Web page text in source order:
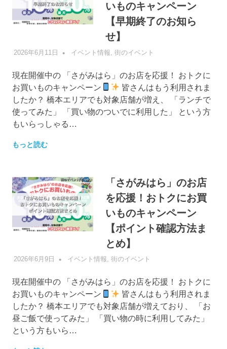
いものキャンペーン
【早期終了のお知ら
せ】
2026年6月11日 管理者
イベント情報 街のイベント
現在開催中の 「さがみはら」のお店を応援！ おトクに
お買いものキャンペーン
皆さんはもう利用されま
したか？ 橋本エリアでも対象店舗が増え、 「ランチで
使ってみた」 「買い物のついでに利用した」 という方
もいらっしゃる…
もっと読む
「さがみはら」のお店
を応援！おトクにお買
いものキャンペーン
【ポイント確認方法ま
とめ】
2026年6月9日 管理者
イベント情報, 街のイベント
現在開催中の 「さがみはら」のお店を応援！ おトクに
お買いものキャンペーン
皆さんはもう利用されま
したか？ 橋本エリアでも対象店舗が増えており、 「お
昼ご飯で使ってみた」 「買い物の時に利用してみた」
という方もいら…